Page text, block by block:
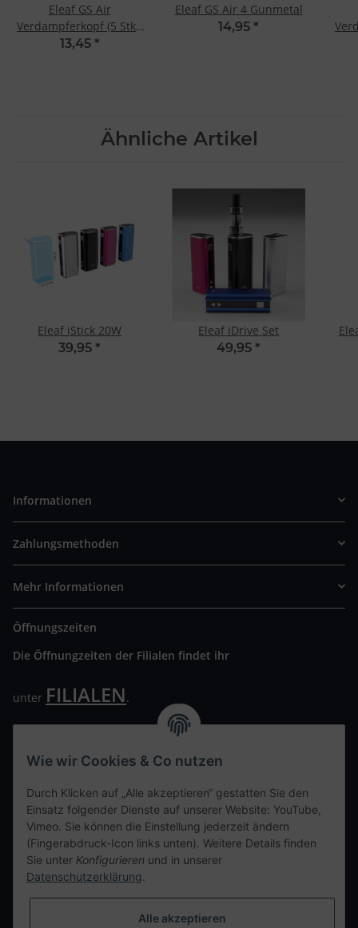
Eleaf GS Air
Verdampferkopf (5 Stk.)
1.5 Ohm Dual Coil
13,45 *
Eleaf GS Air 4 Gunmetal
14,95 *
Ähnliche Artikel
Eleaf iStick 20W
39,95 *
Eleaf iDrive Set
49,95 *
Informationen
Zahlungsmethoden
Mehr Informationen
Öffnungszeiten
Die Öffnungzeiten der Filialen findet ihr
unter FILIALEN.
Wir freuen uns auf Euren Besuch. Bitte beachtet die
Kontaktdaten
tweet
teilen
Wie wir Cookies & Co nutzen
Durch Klicken auf „Alle akzeptieren“ gestatten Sie den
Einsatz folgender Dienste auf unserer Website: YouTube,
Vimeo. Sie können die Einstellung jederzeit ändern
(Fingerabdruck-Icon links unten). Weitere Details finden
Sie unter Konfigurieren und in unserer
Datenschutzerklärung.
Alle akzeptieren